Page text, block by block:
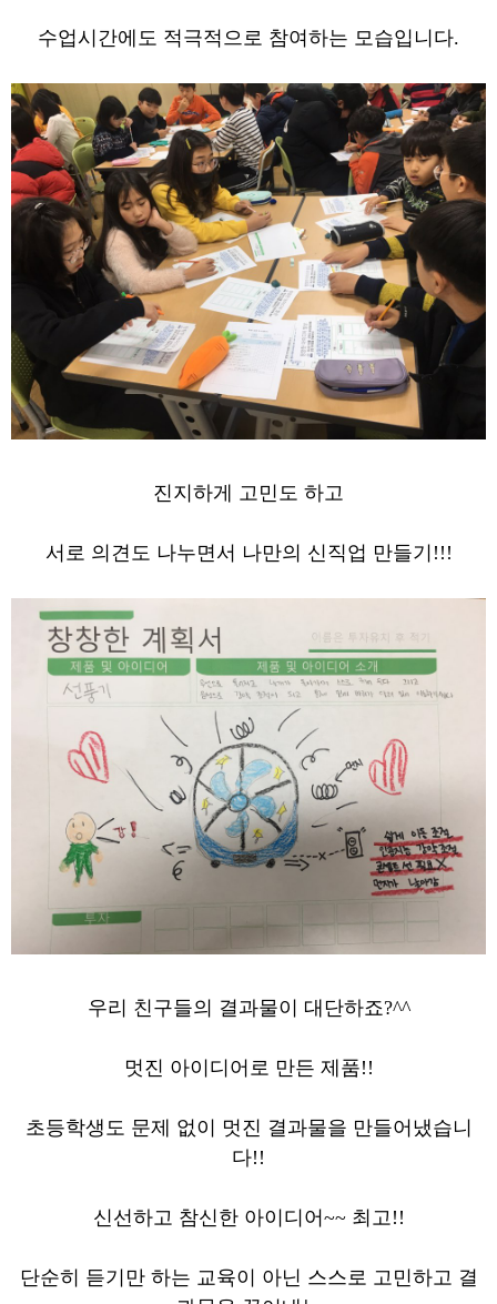
수업시간에도 적극적으로 참여하는 모습입니다.
진지하게 고민도 하고
서로 의견도 나누면서 나만의 신직업 만들기!!!
우리 친구들의 결과물이 대단하죠?^^
멋진 아이디어로 만든 제품!!
초등학생도 문제 없이 멋진 결과물을 만들어냈습니
다!!
신선하고 참신한 아이디어~~ 최고!!
단순히 듣기만 하는 교육이 아닌 스스로 고민하고 결